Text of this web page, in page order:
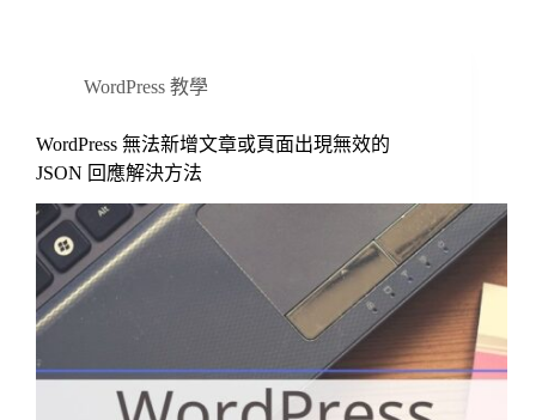
WordPress 教學
WordPress 無法新增文章或頁面出現無效的
JSON 回應解決方法